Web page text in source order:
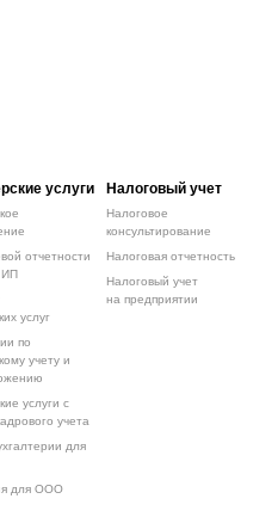
услуги
отчетности
услуг
по
учету и
услуги с
учета
для
для ООО
Налоговый учет
Налоговое
консультирование
Налоговая отчетность
Налоговый учет
на предприятии